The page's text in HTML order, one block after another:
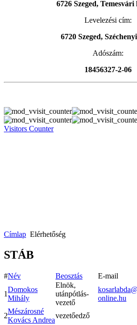
6726 Szeged,
Levelezési cím:
6720 Szeged,
Adószám:
18456327-2-06
Visitors Counter
Címlap Elérhetőség
STÁB
#Név Beosztás E-mail
1
Domokos
Mihály
Elnök,
utánpótlás-
vezető
online.hu
2
Mészárosné
Kovács Andrea
vezetőedző